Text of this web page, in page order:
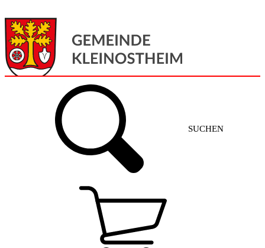
SUCHEN
Gemeinde + Service